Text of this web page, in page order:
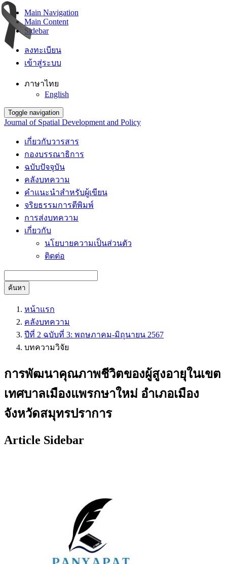
Main Navigation
Main Content
Sidebar
ลงทะเบียน
เข้าสู่ระบบ
ภาษาไทย
English
Toggle navigation
Journal of Spatial Development and Policy
เกี่ยวกับวารสาร
กองบรรณาธิการ
ฉบับปัจจุบัน
คลังบทความ
คำแนะนำสำหรับผู้เขียน
จริยธรรมการตีพิมพ์
การส่งบทความ
เกี่ยวกับ
นโยบายความเป็นส่วนตัว
ติดต่อ
ค้นหา
หน้าแรก
คลังบทความ
ปีที่ 2 ฉบับที่ 3: พฤษภาคม-มิถุนายน 2567
บทความวิจัย
การพัฒนาคุณภาพชีวิตของผู้สูงอายุในเขต
เทศบาลเมืองแพรกษาใหม่ อำเภอเมือง
จังหวัดสมุทรปราการ
Article Sidebar